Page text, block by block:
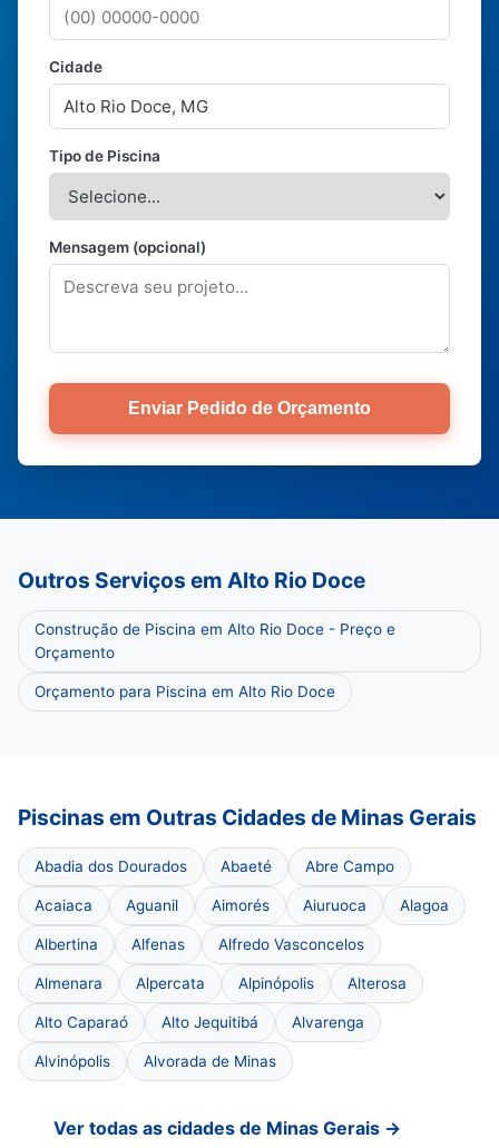
Cidade
Tipo de Piscina
Mensagem (opcional)
Enviar Pedido de Orçamento
Outros Serviços em Alto Rio Doce
Construção de Piscina em Alto Rio Doce - Preço e
Orçamento
Orçamento para Piscina em Alto Rio Doce
Piscinas em Outras Cidades de Minas Gerais
Abadia dos Dourados Abaeté Abre Campo
Acaiaca Aguanil Aimorés Aiuruoca Alagoa
Albertina Alfenas Alfredo Vasconcelos
Almenara Alpercata Alpinópolis Alterosa
Alto Caparaó Alto Jequitibá Alvarenga
Alvinópolis Alvorada de Minas
Ver todas as cidades de Minas Gerais →